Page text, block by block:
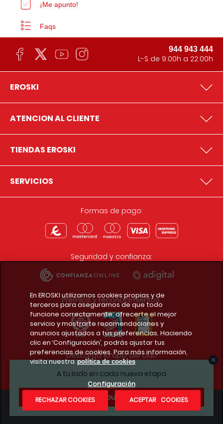
A tu lado en cada nueva etapa
¿Te apuntas?
¡Me apunto!
Faqs
944 943 444
L-S de 9:00h a 22:00h
EROSKI
ATENCION AL CLIENTE
TIENDAS EROSKI
SERVICIOS
Formas de pago:
Seguridad y confianza:
Premios y reconocimientos:
Descarga la app del club
Condiciones legales
En EROSKI utilizamos cookies propias y de
terceros para asegurarnos de que todo
funcione correctamente, ofrecerte el mejor
servicio y mostrarte recomendaciones y
anuncios ajustados a tus preferencias. Haciendo
clic en ‘Configuración’, podrás ajustar tus
preferencias de cookies. Para más información,
visita nuestra política de cookies
Configuración
RECHAZAR COOKIES
ACEPTAR COOKIES